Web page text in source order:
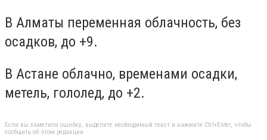
В Алматы переменная облачность, без
осадков, до +9.
В Астане облачно, временами осадки,
метель, гололед, до +2.
Если вы заметили ошибку, выделите необходимый текст и нажмите Ctrl+Enter, чтобы
сообщить об этом редакции